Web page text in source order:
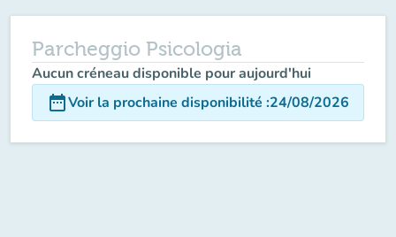
Parcheggio Psicologia
Aucun créneau disponible pour aujourd'hui
date_rangeVoir la prochaine disponibilité :24/08/2026